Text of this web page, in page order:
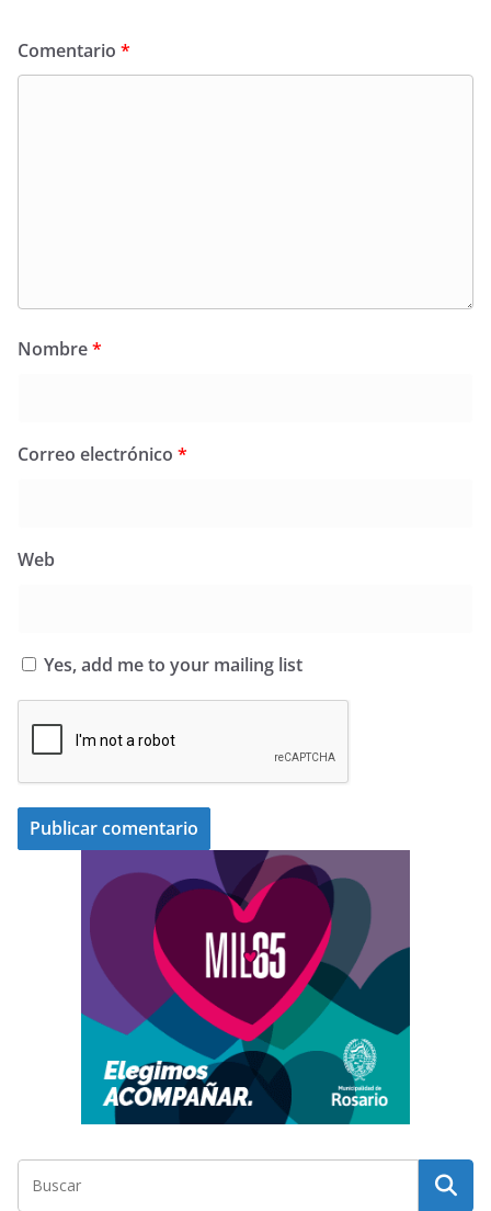
Comentario *
Nombre*
Correo electrónico *
Web
Yes, add me to your mailing list